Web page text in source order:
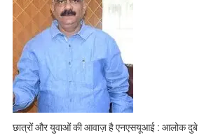
छात्रों और युवाओं की आवाज़ है एनएसयूआई : आलोक दुबे